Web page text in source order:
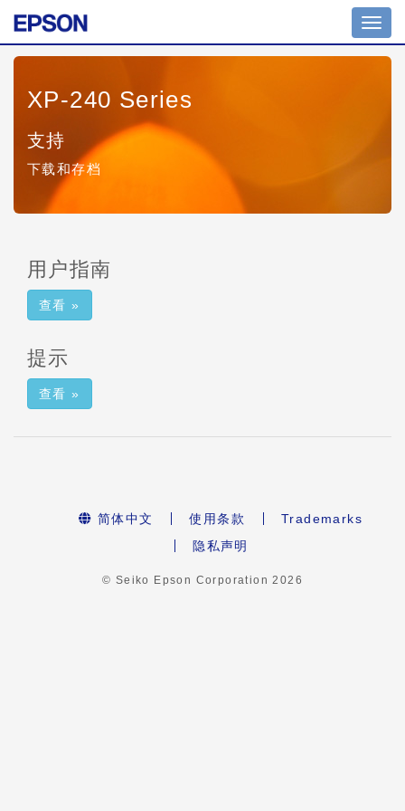
XP-240 Series
支持
下载和存档
用户指南
查看 »
提示
查看 »
简体中文 使用条款
Trademarks
隐私声明
© Seiko Epson Corporation2026